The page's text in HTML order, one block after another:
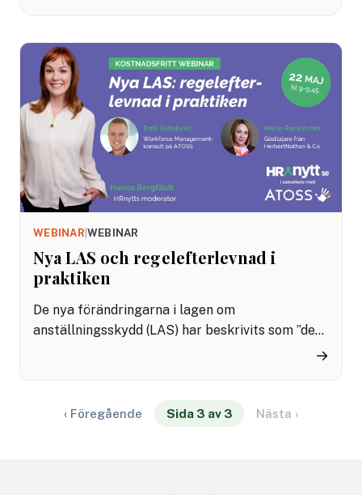
och hur kan du som ledare jobba med tillit för att
skapa framgångsrika team?
WEBINAR WEBINAR
Nya LAS och regelefterlevnad i
praktiken
De nya förändringarna i lagen om
anställningsskydd (LAS) har beskrivits som ”den
se till att säkerställa regelefterlevnad?
→
‹ Föregående Sida 3 av 3 Nästa ›